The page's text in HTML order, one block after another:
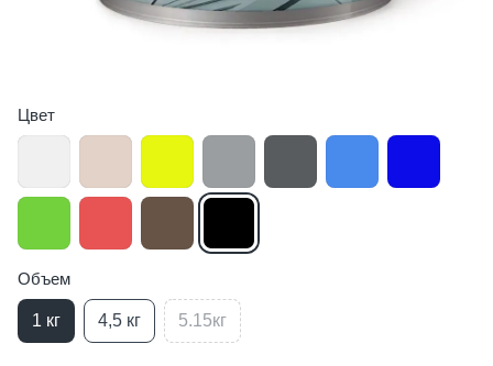
Цвет
Объем
1 кг 4,5 кг 5.15кг